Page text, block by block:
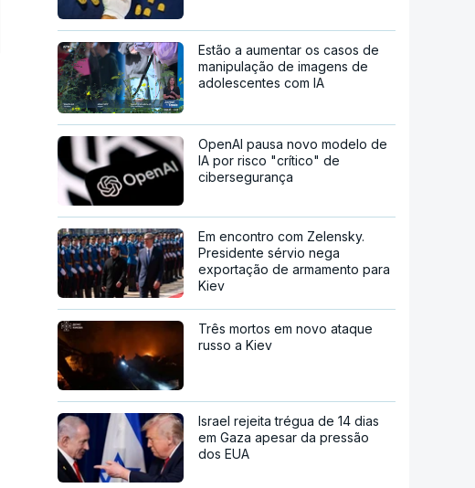
Estão a aumentar os casos de
manipulação de imagens de
adolescentes com IA
OpenAI pausa novo modelo de
IA por risco "crítico" de
cibersegurança
Em encontro com Zelensky.
Presidente sérvio nega
exportação de armamento para
Kiev
Três mortos em novo ataque
russo a Kiev
Israel rejeita trégua de 14 dias
em Gaza apesar da pressão
dos EUA